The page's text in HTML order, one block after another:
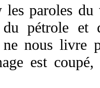
les paroles
pétrole et
ne nous livre
est